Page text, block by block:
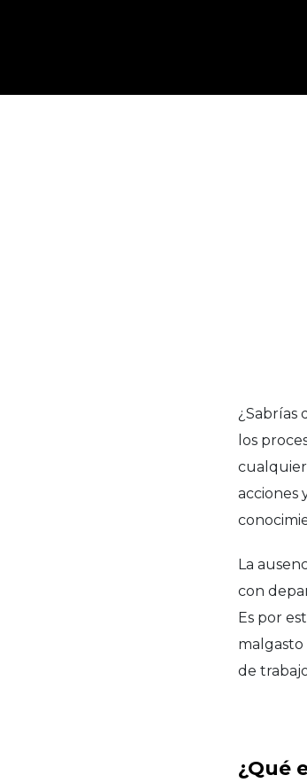
¿Sabrías
los
cualquier
acciones
La
con
Es por
de
¿Qué